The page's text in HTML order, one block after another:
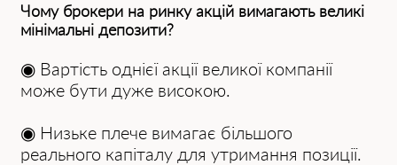
Чому брокери на ринку акцій вимагають великі
мінімальні депозити?
◉ Вартість однієї акції великої компанії
може бути дуже високою.
◉ Низьке плече вимагає більшого
реального капіталу для утримання позиції.